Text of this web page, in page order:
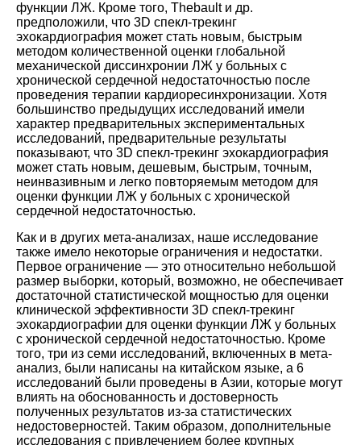
функции ЛЖ. Кроме того, Thebault и др.
предположили, что 3D спекл-трекинг
эхокардиография может стать новым, быстрым
методом количественной оценки глобальной
механической диссинхронии ЛЖ у больных с
хронической сердечной недостаточностью после
проведения терапии кардиоресинхронизации. Хотя
большинство предыдущих исследований имели
характер предварительных экспериментальных
исследований, предварительные результаты
показывают, что 3D спекл-трекинг эхокардиография
может стать новым, дешевым, быстрым, точным,
неинвазивным и легко повторяемым методом для
оценки функции ЛЖ у больных с хронической
сердечной недостаточностью.
Как и в других мета-анализах, наше исследование
также имело некоторые ограничения и недостатки.
Первое ограничение ― это относительно небольшой
размер выборки, который, возможно, не обеспечивает
достаточной статистической мощностью для оценки
клинической эффективности 3D спекл-трекинг
эхокардиографии для оценки функции ЛЖ у больных
с хронической сердечной недостаточностью. Кроме
того, три из семи исследований, включенных в мета-
анализ, были написаны на китайском языке, а 6
исследований были проведены в Азии, которые могут
влиять на обоснованность и достоверность
полученных результатов из-за статистических
недостоверностей. Таким образом, дополнительные
исследования с привлечением более крупных